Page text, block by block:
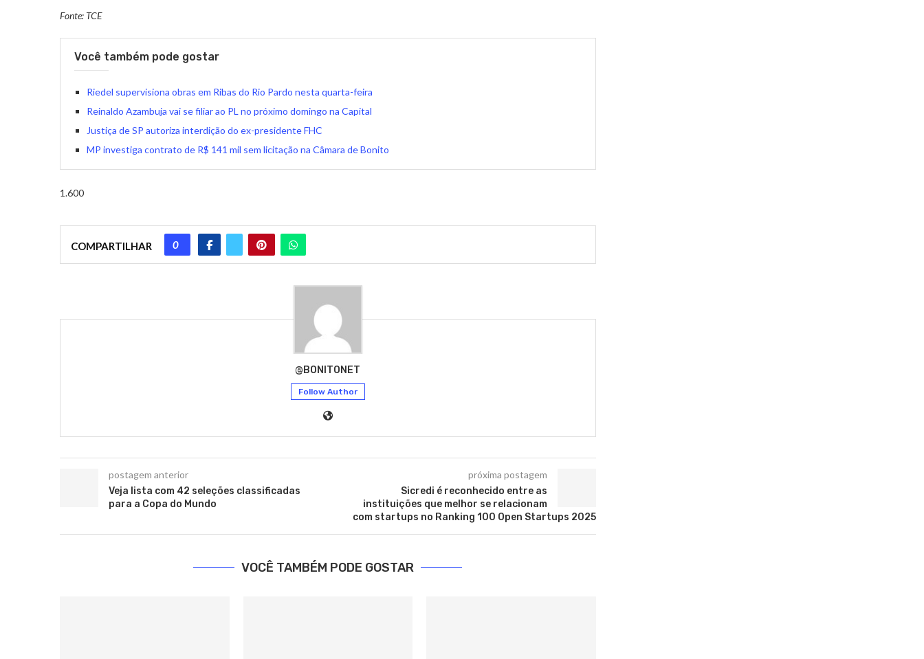
Fonte: TCE
Você também pode gostar
Riedel supervisiona obras em Ribas do Rio Pardo nesta quarta-feira
Reinaldo Azambuja vai se filiar ao PL no próximo domingo na Capital
Justiça de SP autoriza interdição do ex-presidente FHC
MP investiga contrato de R$ 141 mil sem licitação na Câmara de Bonito
1.600
COMPARTILHAR 0
@BONITONET
Follow Author
postagem anterior
Veja lista com 42 seleções classificadas
para a Copa do Mundo
próxima postagem
Sicredi é reconhecido entre as
instituições que melhor se relacionam
com startups no Ranking 100 Open Startups 2025
VOCÊ TAMBÉM PODE GOSTAR